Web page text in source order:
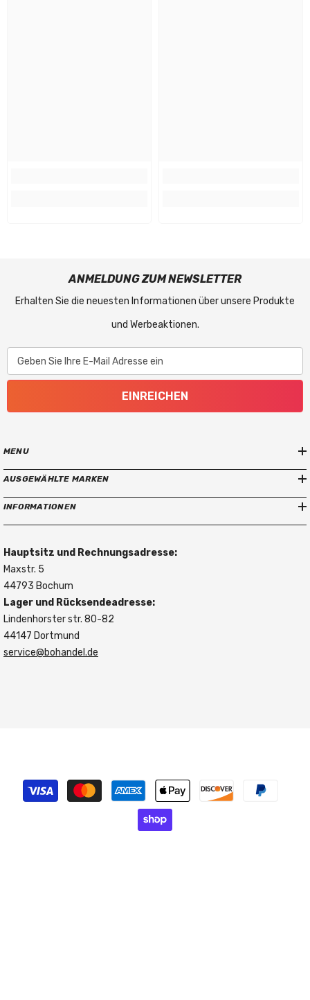
ANMELDUNG ZUM NEWSLETTER
Erhalten Sie die neuesten Informationen über unsere Produkte
und Werbeaktionen.
Geben Sie Ihre E-Mail Adresse ein
EINREICHEN
MENU
AUSGEWÄHLTE MARKEN
INFORMATIONEN
Hauptsitz und Rechnungsadresse:
Maxstr. 5
44793 Bochum
Lager und Rücksendeadresse:
Lindenhorster str. 80-82
44147 Dortmund
service@bohandel.de
Zahlungsmethoden